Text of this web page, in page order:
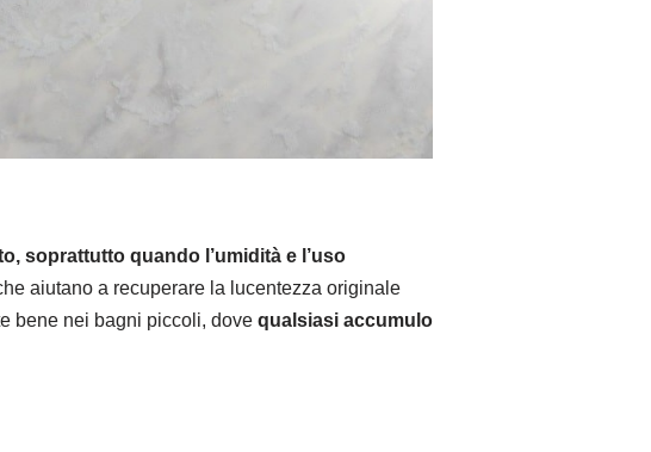
soprattutto quando l’umidità e l’uso
aiutano a recuperare la lucentezza originale
bene nei bagni piccoli, dove qualsiasi accumulo